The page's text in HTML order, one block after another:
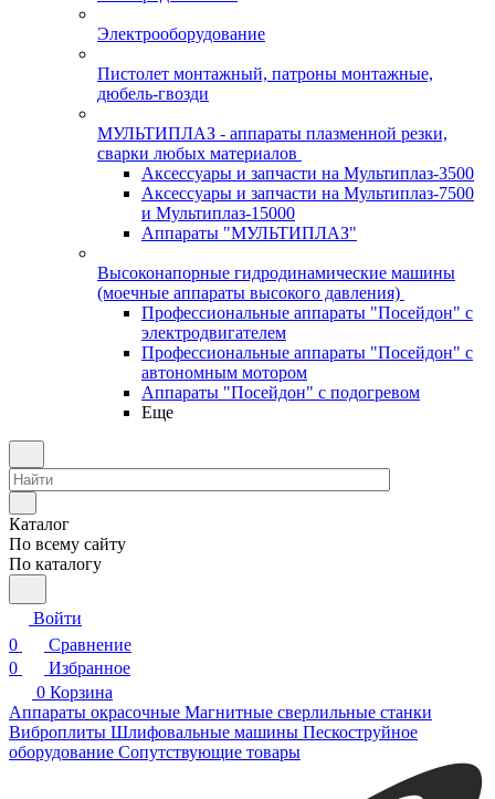
Электрооборудование
Пистолет монтажный, патроны монтажные,
дюбель-гвозди
МУЛЬТИПЛАЗ - аппараты плазменной резки,
сварки любых материалов
Аксессуары и запчасти на Мультиплаз-3500
Аксессуары и запчасти на Мультиплаз-7500
и Мультиплаз-15000
Аппараты "МУЛЬТИПЛАЗ"
Высоконапорные гидродинамические машины
(моечные аппараты высокого давления)
Профессиональные аппараты "Посейдон" с
электродвигателем
Профессиональные аппараты "Посейдон" с
автономным мотором
Аппараты "Посейдон" с подогревом
Еще
Каталог
По всему сайту
По каталогу
Войти
0
Сравнение
0
Избранное
0 Корзина
Аппараты окрасочные Магнитные сверлильные станки
Виброплиты Шлифовальные машины Пескоструйное
оборудование Сопутствующие товары